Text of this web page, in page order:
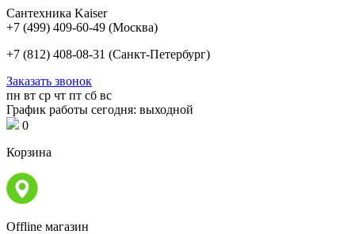
Сантехника Kaiser
+7 (499) 409-60-49 (Москва)
+7 (812) 408-08-31 (Санкт-Петербург)
Заказать звонок
пн вт ср чт пт сб вс
График работы сегодня: выходной
0
Корзина
Offline магазин